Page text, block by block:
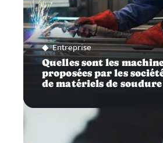
Entreprise
Quelles sont les
proposées par les
de matériels de soudure